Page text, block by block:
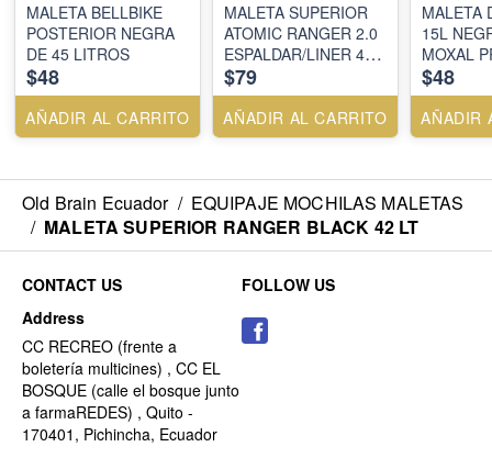
MALETA BELLBIKE
POSTERIOR NEGRA
DE 45 LITROS
$48
AÑADIR AL CARRITO
MALETA SUPERIOR
ATOMIC RANGER 2.0
ESPALDAR/LINER 42
LTS - NEGRO - 15 -
$79
AÑADIR AL CARRITO
MALETA
15L
MOXAL
$48
AÑADIR
Old Brain Ecuador / EQUIPAJE MOCHILAS MALETAS
/ MALETA SUPERIOR RANGER BLACK 42 LT
CONTACT US
Address
CC RECREO (frente a
boletería multicines) , CC EL
BOSQUE (calle el bosque junto
a farmaREDES) , Quito -
170401, Pichincha, Ecuador
FOLLOW US